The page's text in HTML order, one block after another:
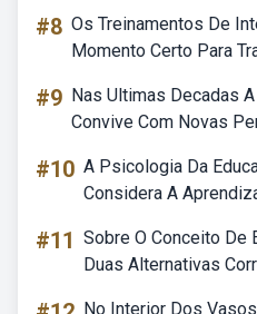
#8 Os Treinamentos De
Momento Certo Para
#9 Nas Ultimas Decadas
Convive Com Novas
#10 A Psicologia Da
Considera A
#11 Sobre O Conceito De
Duas Alternativas
No Interior Dos